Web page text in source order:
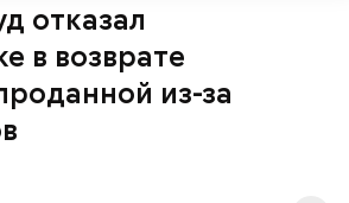
отказал
в возврате
из-за
о пользе кабачков
майонез: три простых рецепта
польза сезонных овощей и
фруктов